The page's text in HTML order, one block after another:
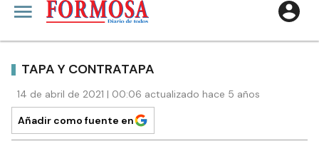
TAPA Y CONTRATAPA
14 de abril de 2021 | 00:06 actualizado hace 5 años
Añadir como fuente en